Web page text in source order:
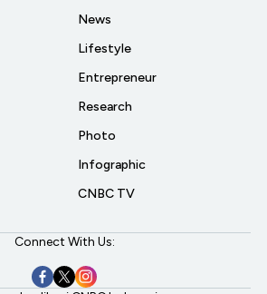
News
Lifestyle
Entrepreneur
Research
Photo
Infographic
CNBC TV
Connect With Us: